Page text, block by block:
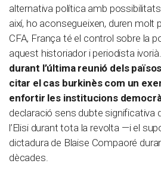
alternativa política amb
així, ho aconsegueixen, duren molt
CFA, França té el control sobre la
aquest historiador i periodista ivorià.
durant l’última reunió dels
citar el cas burkinès com un
enfortir les institucions
declaració sens dubte significativa
l’Elisi durant tota la revolta —i el
dictadura de Blaise Compaoré
dècades.